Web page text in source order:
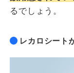
るでしょう。
レカロシート